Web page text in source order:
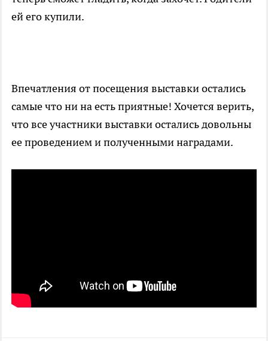
ей его купили.
Впечатления от посещения выставки остались
самые что ни на есть приятные! Хочется верить,
что все участники выставки остались довольны
ее проведением и полученными наградами.